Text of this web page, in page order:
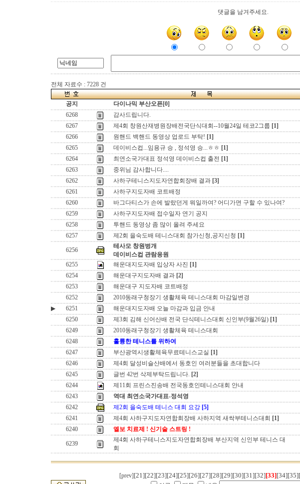
댓글을 남겨주세요.
전체 자료수 : 7228 건
공지
다이나믹 부산오픈[0]
6268
감사드립니다.
6267
제4회 창원산재병원장배전국단식대회--10월24일 테코2그룹 [1]
6266
원핸드 백핸드 동영상 업로드 부탁! [1]
6265
데이비스컵...임용규 승 , 정석영 승...ㅎㅎ [1]
6264
최연소국가대표 정석영 데이비스컵 출전 [1]
6263
중위님 감사합니다....
6262
사하구테니스지도자연합회장배 결과 [3]
6261
사하구지도자배 코트배정
6260
바그다티스가 손에 발랐던게 뭐일까여? 어디가면 구할 수 있나여?
6259
사하구지도자배 접수일자 연기 공지
6258
투핸드 동영상 좀 많이 올려 주세요
6257
제2회 을숙도배 테니스대회 참가신청,공지신청 [1]
6256
테사모 창원벙개
데이비스컵 관람응원
6255
해운대지도자배 입상자 사진 [1]
6254
해운대구지도자배 결과 [2]
6253
해운대구 지도자배 코트배정
6252
2010동래구청장기 생활체육 테니스대회 마감일변경
▶
6251
해운대지도자배 오늘 마감과 입금 안내
6250
제3회 김해 신어산배 전국 단식테니스대회 신인부(9월26일) [1]
6249
2010동래구청장기 생활체육 테니스대회
6248
훌륭한 테니스를 위하여
6247
부산광역시생활체육무료테니스교실 [1]
6246
제4회 달성비슬산배에서 동호인 여러분들을 초대합니다
6245
글번 42번 삭제부탁드립니다. [2]
6244
제11회 프린스진송배 전국동호인테니스대회 안내
6243
역대 최연소국가대표-정석영
6242
제2회 을숙도배 테니스 대회 요강 [5]
6241
제4회 사하구지도자연합회장배 사하지역 새싹부테니스대회 [1]
6240
엘보 치료제 ! 신기술 스트링 !
6239
제4회 사하구테니스지도자연합회장배 부산지역 신인부 테니스 대
회
[prev] [21][22][23][24][25][26][27][28][29][30][31][32][33][34][35]